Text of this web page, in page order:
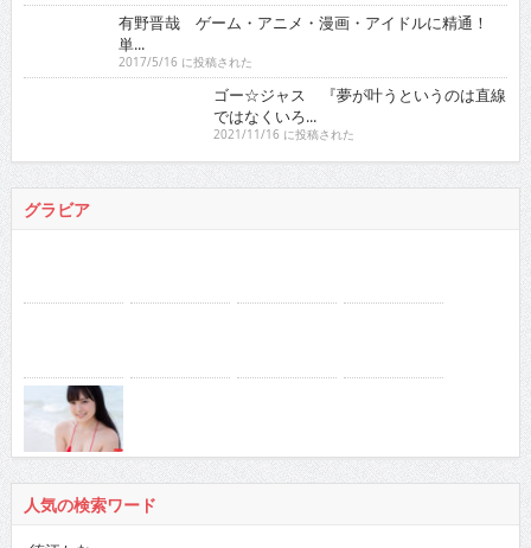
有野晋哉 ゲーム・アニメ・漫画・アイドルに精通！
単...
2017/5/16 に投稿された
ゴー☆ジャス 『夢が叶うというのは直線ではなくい
2021/11/16 に投稿された
グラビア
人気の検索ワード